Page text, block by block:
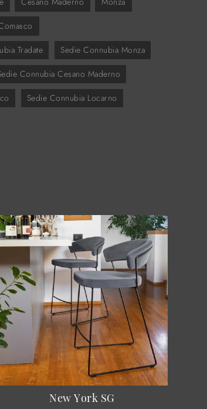
Tradate Sedie Connubia Monza
Connubia Cesano Maderno
Sedie Connubia Locarno
New York SG